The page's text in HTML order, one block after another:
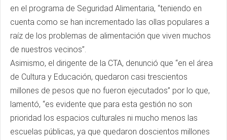
en el programa de Seguridad Alimentaria, “teniendo en
cuenta como se han incrementado las ollas populares a
raíz de los problemas de alimentación que viven muchos
de nuestros vecinos”.
Asimismo, el dirigente de la CTA, denunció que “en el área
de Cultura y Educación, quedaron casi trescientos
millones de pesos que no fueron ejecutados” por lo que,
lamentó, “es evidente que para esta gestión no son
prioridad los espacios culturales ni mucho menos las
escuelas públicas, ya que quedaron doscientos millones